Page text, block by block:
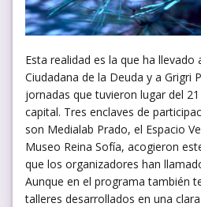
Esta realidad es la que ha
Ciudadana de la Deuda y a Grigri
jornadas que tuvieron lugar del
capital. Tres enclaves de
son Medialab Prado, el Espacio
Museo Reina Sofía, acogieron
que los organizadores han
Aunque en el programa también
talleres desarrollados en una